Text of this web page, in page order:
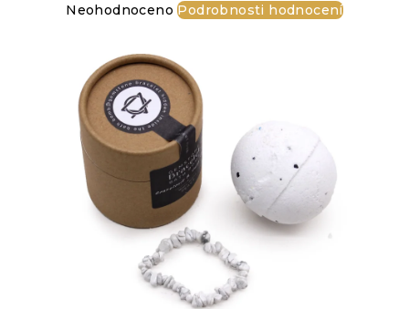
Průměrné
0,0
hvězdiček.
Neohodnoceno Podrobnosti hodnocení